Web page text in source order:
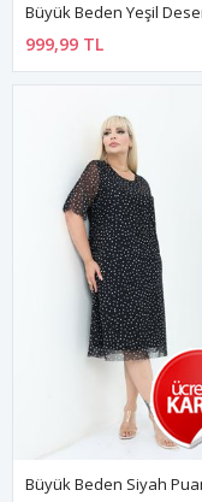
999,99 TL